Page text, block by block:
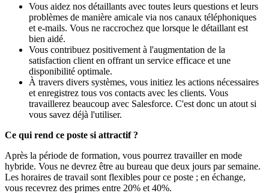
Vous aidez nos détaillants avec toutes leurs questions et leurs
problèmes de manière amicale via nos canaux téléphoniques
et e-mails. Vous ne raccrochez que lorsque le détaillant est
bien aidé.
Vous contribuez positivement à l'augmentation de la
satisfaction client en offrant un service efficace et une
disponibilité optimale.
À travers divers systèmes, vous initiez les actions nécessaires
et enregistrez tous vos contacts avec les clients. Vous
travaillerez beaucoup avec Salesforce. C'est donc un atout si
vous savez déjà l'utiliser.
Ce qui rend ce poste si attractif ?
Après la période de formation, vous pourrez travailler en mode
hybride. Vous ne devrez être au bureau que deux jours par semaine.
Les horaires de travail sont flexibles pour ce poste ; en échange,
vous recevrez des primes entre 20% et 40%.